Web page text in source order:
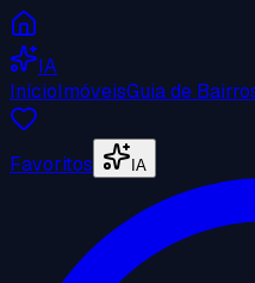
IA
InícioImóveisGuia de
Favoritos IA